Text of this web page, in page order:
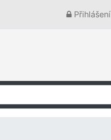
Přihlášení